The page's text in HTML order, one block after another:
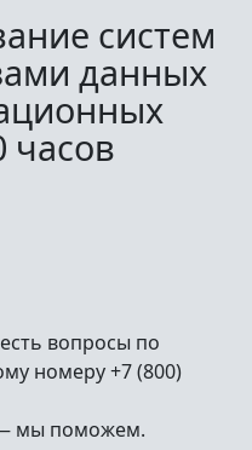
систем
данных
часов
вопросы по
номеру +7 (800)
мы поможем.